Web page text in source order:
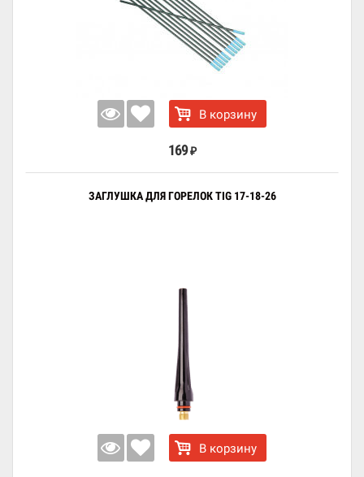
В корзину
169 ₽
ЗАГЛУШКА ДЛЯ ГОРЕЛОК TIG 17-18-26
В корзину